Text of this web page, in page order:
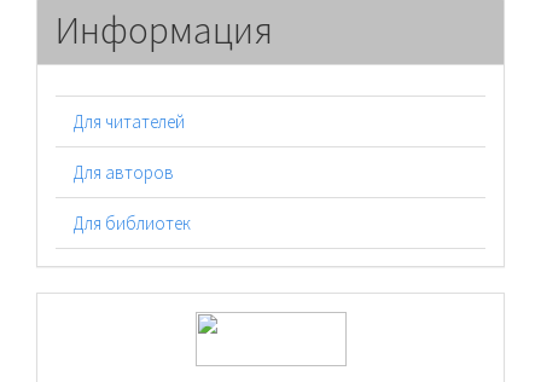
Информация
Для читателей
Для авторов
Для библиотек